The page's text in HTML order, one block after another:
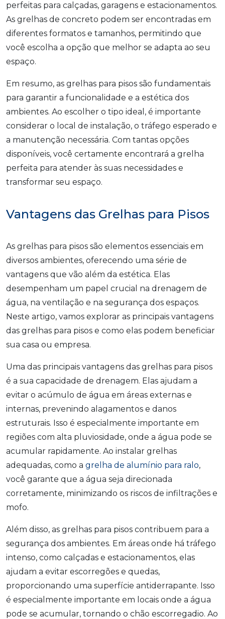
perfeitas para calçadas, garagens e estacionamentos.
As grelhas de concreto podem ser encontradas em
diferentes formatos e tamanhos, permitindo que
você escolha a opção que melhor se adapta ao seu
espaço.
Em resumo, as grelhas para pisos são fundamentais
para garantir a funcionalidade e a estética dos
ambientes. Ao escolher o tipo ideal, é importante
considerar o local de instalação, o tráfego esperado e
a manutenção necessária. Com tantas opções
disponíveis, você certamente encontrará a grelha
perfeita para atender às suas necessidades e
transformar seu espaço.
Vantagens das Grelhas para Pisos
As grelhas para pisos são elementos essenciais em
diversos ambientes, oferecendo uma série de
vantagens que vão além da estética. Elas
desempenham um papel crucial na drenagem de
água, na ventilação e na segurança dos espaços.
Neste artigo, vamos explorar as principais vantagens
das grelhas para pisos e como elas podem beneficiar
sua casa ou empresa.
Uma das principais vantagens das grelhas para pisos
é a sua capacidade de drenagem. Elas ajudam a
evitar o acúmulo de água em áreas externas e
internas, prevenindo alagamentos e danos
estruturais. Isso é especialmente importante em
regiões com alta pluviosidade, onde a água pode se
acumular rapidamente. Ao instalar grelhas
adequadas, como a grelha de alumínio para ralo,
você garante que a água seja direcionada
corretamente, minimizando os riscos de infiltrações e
mofo.
Além disso, as grelhas para pisos contribuem para a
segurança dos ambientes. Em áreas onde há tráfego
intenso, como calçadas e estacionamentos, elas
ajudam a evitar escorregões e quedas,
proporcionando uma superfície antiderrapante. Isso
é especialmente importante em locais onde a água
pode se acumular, tornando o chão escorregadio. Ao